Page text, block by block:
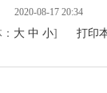
2020-08-17 20:34
大 中 小] 打印